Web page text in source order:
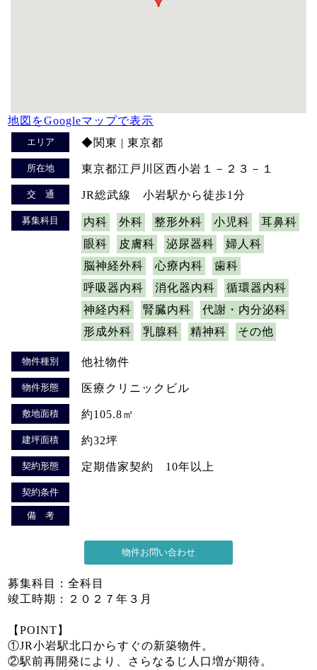
地図をGoogleマップで表示
エリア ◆関東 | 東京都
所在地 東京都江戸川区西小岩１－２３－１
交 通 JR総武線 小岩駅から徒歩1分
募集科目 内科 外科 整形外科 小児科
耳鼻科
眼科
皮膚科 泌尿器科
婦人科
脳神経外科
心療内科
歯科
呼吸器内科
消化器内科
循環器内科
神経内科
腎臓内科
代謝・内分泌科
形成外科
乳腺科 精神科 その他
物件種別 他社物件
物件形態 医療クリニックビル
敷地面積 約105.8㎡
建坪面積 約32坪
契約形態 定期借家契約 10年以上
契約条件
備 考
募集科目：全科目
竣工時期：２０２７年３月
【POINT】
①JR小岩駅北口からすぐの新築物件。
②駅前再開発により、さらなるじ人口増が期待。